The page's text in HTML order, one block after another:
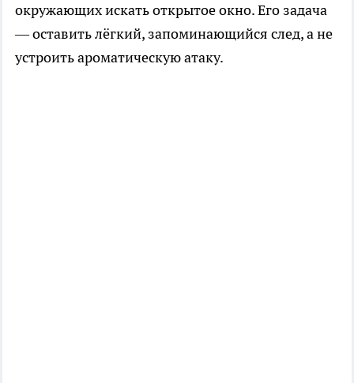
окружающих искать открытое окно. Его задача
— оставить лёгкий, запоминающийся след, а не
устроить ароматическую атаку.